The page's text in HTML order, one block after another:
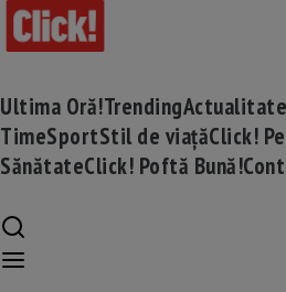
Ultima Oră!TrendingActualitate
TimeSportStil de viațăClick!
SănătateClick! Poftă Bună!